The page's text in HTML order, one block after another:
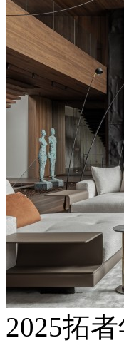
2025拓